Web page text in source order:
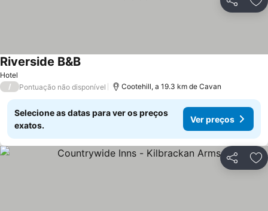
Partilhar
Hotel
Riverside B&B
/ Pontuação não disponível Cootehill, a 19.3 km de Cavan
Selecione as datas para ver os preços
exatos.
Ver preços
Partilhar